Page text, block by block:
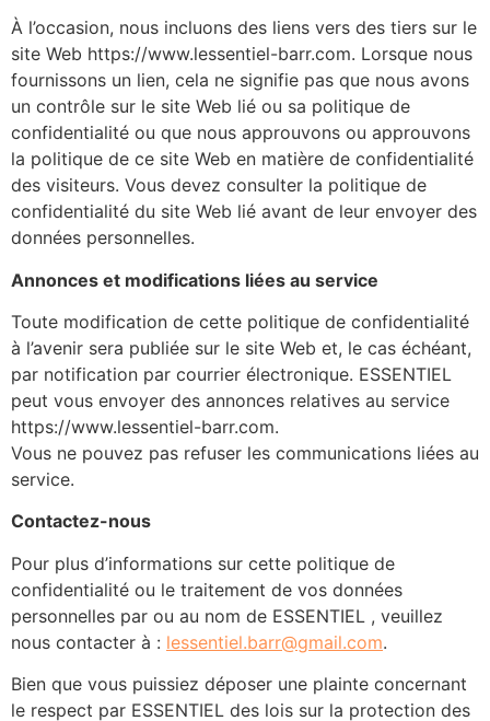
À l’occasion, nous incluons des liens vers des tiers sur le
site Web https://www.lessentiel-barr.com. Lorsque nous
fournissons un lien, cela ne signifie pas que nous avons
un contrôle sur le site Web lié ou sa politique de
confidentialité ou que nous approuvons ou approuvons
la politique de ce site Web en matière de confidentialité
des visiteurs. Vous devez consulter la politique de
confidentialité du site Web lié avant de leur envoyer des
données personnelles.
Annonces et modifications liées au service
Toute modification de cette politique de confidentialité
à l’avenir sera publiée sur le site Web et, le cas échéant,
par notification par courrier électronique. ESSENTIEL
peut vous envoyer des annonces relatives au service
https://www.lessentiel-barr.com.
Vous ne pouvez pas refuser les communications liées au
service.
Contactez-nous
Pour plus d’informations sur cette politique de
confidentialité ou le traitement de vos données
personnelles par ou au nom de ESSENTIEL , veuillez
nous contacter à : lessentiel.barr@gmail.com.
Bien que vous puissiez déposer une plainte concernant
le respect par ESSENTIEL des lois sur la protection des